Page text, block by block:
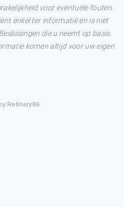
voor eventuele fouten.
enkel ter informatie en is niet
die u neemt op basis
komen altijd voor uw eigen
Refinery89